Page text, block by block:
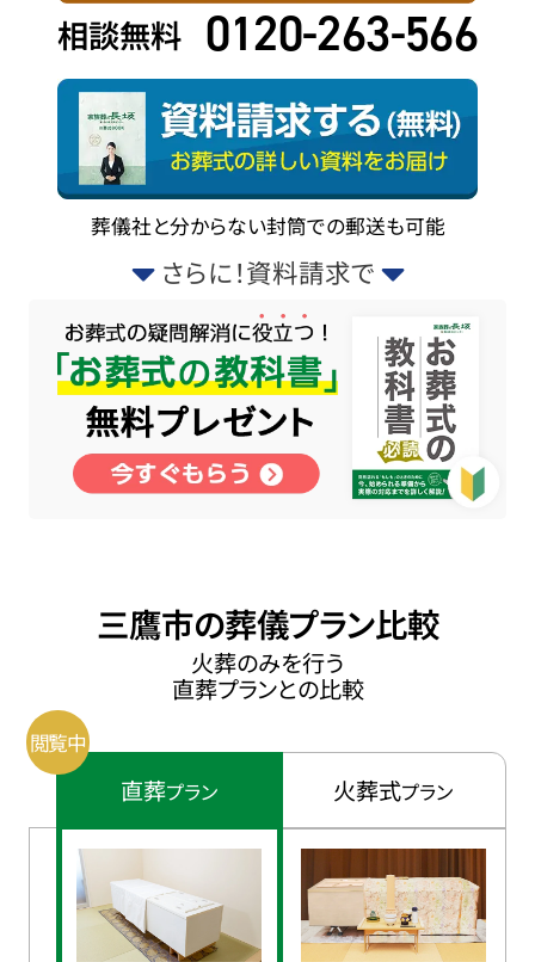
相談無料 0120-263-566
葬儀社と分からない封筒での郵送も可能
さらに！資料請求で
三鷹市の葬儀プラン比較
火葬のみを行う
直葬プランとの比較
直葬プラン 火葬式プラン